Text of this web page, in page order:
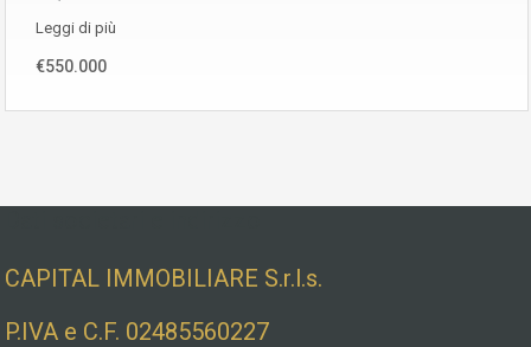
Leggi di più
€550.000
CAPITAL IMMOBILIARE S.r.l.s.
P.IVA e C.F. 02485560227